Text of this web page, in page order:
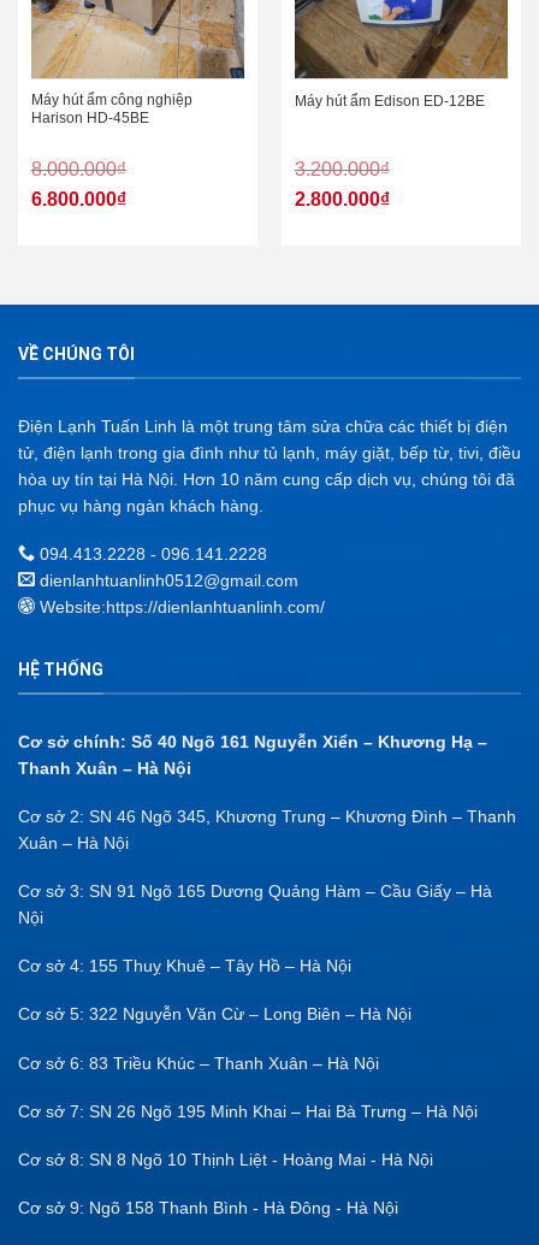
Máy hút ẩm công nghiệp
Harison HD-45BE
8.000.000₫
6.800.000₫
Máy hút ẩm Edison ED-12BE
3.200.000₫
2.800.000₫
VỀ CHÚNG TÔI
Điện Lạnh Tuấn Linh là một trung tâm sửa chữa các thiết bị điện
tử, điện lạnh trong gia đình như tủ lạnh, máy giặt, bếp từ, tivi, điều
hòa uy tín tại Hà Nội. Hơn 10 năm cung cấp dịch vụ, chúng tôi đã
phục vụ hàng ngàn khách hàng.
094.413.2228 - 096.141.2228
dienlanhtuanlinh0512@gmail.com
Website:https://dienlanhtuanlinh.com/
HỆ THỐNG
Cơ sở chính: Số 40 Ngõ 161 Nguyễn Xiển – Khương Hạ –
Thanh Xuân – Hà Nội
Cơ sở 2: SN 46 Ngõ 345, Khương Trung – Khương Đình – Thanh
Xuân – Hà Nội
Cơ sở 3: SN 91 Ngõ 165 Dương Quảng Hàm – Cầu Giấy – Hà
Nội
Cơ sở 4: 155 Thuỵ Khuê – Tây Hồ – Hà Nội
Cơ sở 5: 322 Nguyễn Văn Cừ – Long Biên – Hà Nội
Cơ sở 6: 83 Triều Khúc – Thanh Xuân – Hà Nội
Cơ sở 7: SN 26 Ngõ 195 Minh Khai – Hai Bà Trưng – Hà Nội
Cơ sở 8: SN 8 Ngõ 10 Thịnh Liệt - Hoàng Mai - Hà Nội
Cơ sở 9: Ngõ 158 Thanh Bình - Hà Đông - Hà Nội